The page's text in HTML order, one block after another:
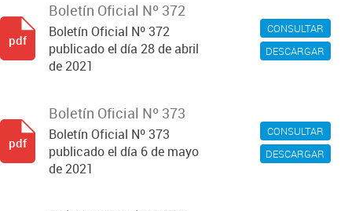
CONSULTAR
DESCARGAR
Boletín Oficial Nº 372
Boletín Oficial Nº 372
publicado el día 28 de abril
de 2021
pdf
CONSULTAR
DESCARGAR
Boletín Oficial Nº 373
Boletín Oficial Nº 373
publicado el día 6 de mayo
de 2021
pdf